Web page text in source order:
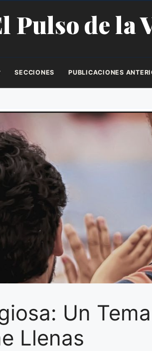
Pulso de la
SECCIONES PUBLICACIONES
Un
Llenas